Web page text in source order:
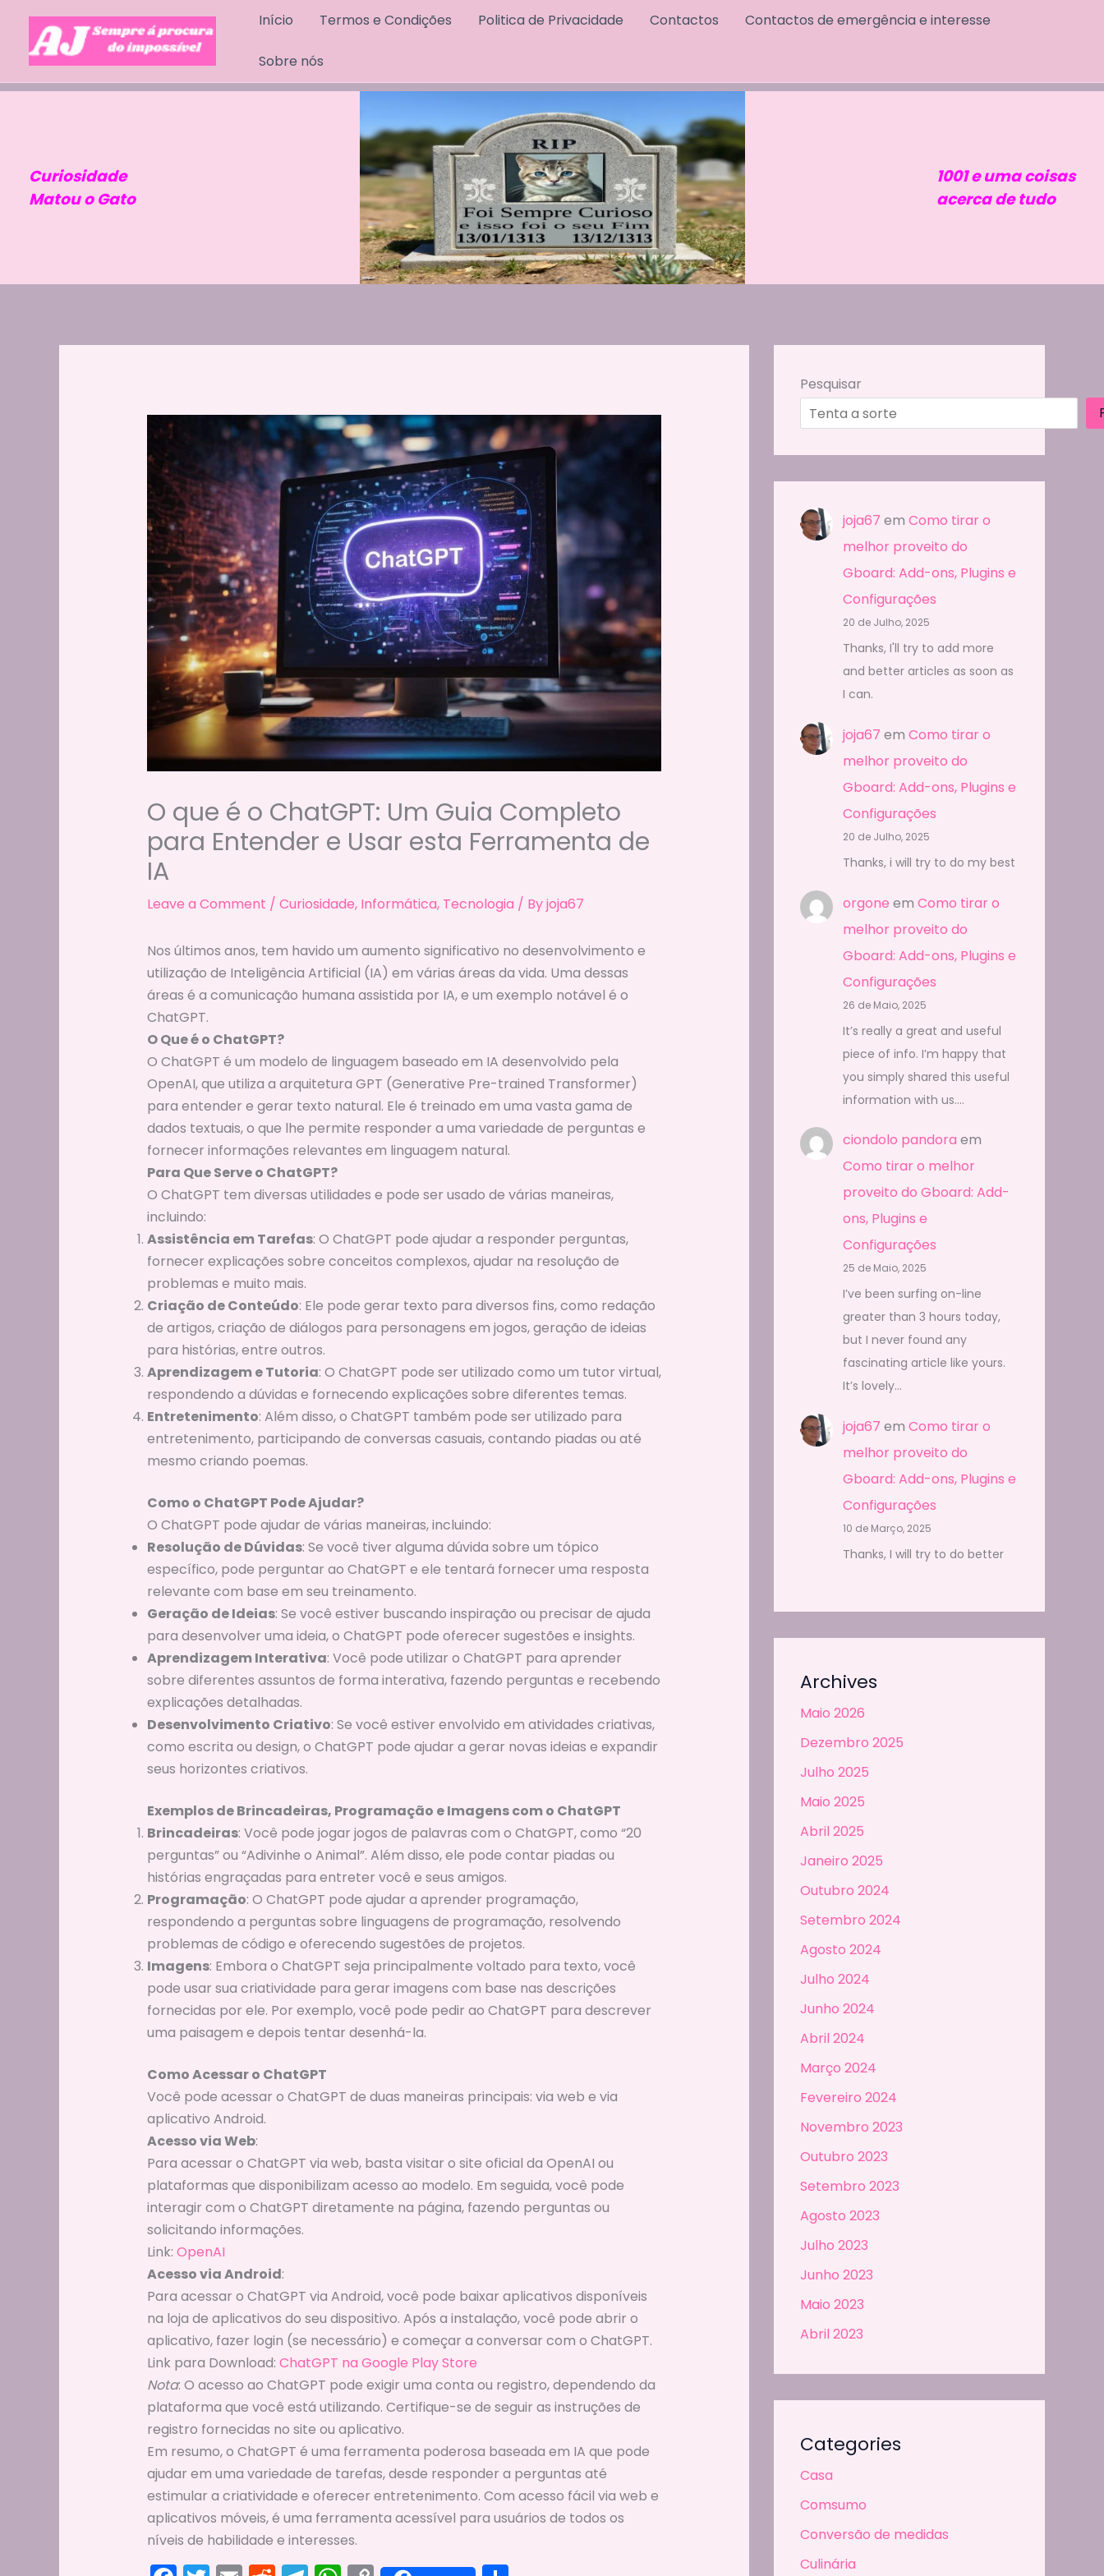
content
Início Termos e Condições Politica de Privacidade Contactos Contactos de emergência e interesse
Sobre nós
Curiosidade
Matou o Gato
1001 e uma coisas
acerca de tudo
O que é o ChatGPT: Um Guia Completo
para Entender e Usar esta Ferramenta de
IA
Leave a Comment / Curiosidade, Informática, Tecnologia / Byjoja67
Nos últimos anos, tem havido um aumento significativo no desenvolvimento e
utilização de Inteligência Artificial (IA) em várias áreas da vida. Uma dessas
áreas é a comunicação humana assistida por IA, e um exemplo notável é o
ChatGPT.
O Que é o ChatGPT?
O ChatGPT é um modelo de linguagem baseado em IA desenvolvido pela
OpenAI, que utiliza a arquitetura GPT (Generative Pre-trained Transformer)
para entender e gerar texto natural. Ele é treinado em uma vasta gama de
dados textuais, o que lhe permite responder a uma variedade de perguntas e
fornecer informações relevantes em linguagem natural.
Para Que Serve o ChatGPT?
O ChatGPT tem diversas utilidades e pode ser usado de várias maneiras,
incluindo:
Assistência em Tarefas: O ChatGPT pode ajudar a responder perguntas,
fornecer explicações sobre conceitos complexos, ajudar na resolução de
problemas e muito mais.
Criação de Conteúdo: Ele pode gerar texto para diversos fins, como redação
de artigos, criação de diálogos para personagens em jogos, geração de ideias
para histórias, entre outros.
Aprendizagem e Tutoria: O ChatGPT pode ser utilizado como um tutor virtual,
respondendo a dúvidas e fornecendo explicações sobre diferentes temas.
Entretenimento: Além disso, o ChatGPT também pode ser utilizado para
entretenimento, participando de conversas casuais, contando piadas ou até
mesmo criando poemas.
Como o ChatGPT Pode Ajudar?
O ChatGPT pode ajudar de várias maneiras, incluindo:
Resolução de Dúvidas: Se você tiver alguma dúvida sobre um tópico
específico, pode perguntar ao ChatGPT e ele tentará fornecer uma resposta
relevante com base em seu treinamento.
Geração de Ideias: Se você estiver buscando inspiração ou precisar de ajuda
para desenvolver uma ideia, o ChatGPT pode oferecer sugestões e insights.
Aprendizagem Interativa: Você pode utilizar o ChatGPT para aprender
sobre diferentes assuntos de forma interativa, fazendo perguntas e recebendo
explicações detalhadas.
Desenvolvimento Criativo: Se você estiver envolvido em atividades criativas,
como escrita ou design, o ChatGPT pode ajudar a gerar novas ideias e expandir
seus horizontes criativos.
Exemplos de Brincadeiras, Programação e Imagens com o ChatGPT
Brincadeiras: Você pode jogar jogos de palavras com o ChatGPT, como “20
perguntas” ou “Adivinhe o Animal”. Além disso, ele pode contar piadas ou
histórias engraçadas para entreter você e seus amigos.
Programação: O ChatGPT pode ajudar a aprender programação,
respondendo a perguntas sobre linguagens de programação, resolvendo
problemas de código e oferecendo sugestões de projetos.
Imagens: Embora o ChatGPT seja principalmente voltado para texto, você
pode usar sua criatividade para gerar imagens com base nas descrições
fornecidas por ele. Por exemplo, você pode pedir ao ChatGPT para descrever
uma paisagem e depois tentar desenhá-la.
Como Acessar o ChatGPT
Você pode acessar o ChatGPT de duas maneiras principais: via web e via
aplicativo Android.
Acesso via Web:
Para acessar o ChatGPT via web, basta visitar o site oficial da OpenAI ou
plataformas que disponibilizam acesso ao modelo. Em seguida, você pode
interagir com o ChatGPT diretamente na página, fazendo perguntas ou
solicitando informações.
Link: OpenAI
Acesso via Android:
Para acessar o ChatGPT via Android, você pode baixar aplicativos disponíveis
na loja de aplicativos do seu dispositivo. Após a instalação, você pode abrir o
aplicativo, fazer login (se necessário) e começar a conversar com o ChatGPT.
Link para Download: ChatGPT na Google Play Store
Nota: O acesso ao ChatGPT pode exigir uma conta ou registro, dependendo da
plataforma que você está utilizando. Certifique-se de seguir as instruções de
registro fornecidas no site ou aplicativo.
Em resumo, o ChatGPT é uma ferramenta poderosa baseada em IA que pode
ajudar em uma variedade de tarefas, desde responder a perguntas até
estimular a criatividade e oferecer entretenimento. Com acesso fácil via web e
aplicativos móveis, é uma ferramenta acessível para usuários de todos os
níveis de habilidade e interesses.
Pesquisar
joja67 em Como tirar o
melhor proveito do
Gboard: Add-ons, Plugins e
Configurações
20 de Julho, 2025
Thanks, I'll try to add more
and better articles as soon as
I can.
joja67 em Como tirar o
melhor proveito do
Gboard: Add-ons, Plugins e
Configurações
20 de Julho, 2025
Thanks, i will try to do my best
orgone em Como tirar o
melhor proveito do
Gboard: Add-ons, Plugins e
Configurações
26 de Maio, 2025
It’s really a great and useful
piece of info. I’m happy that
you simply shared this useful
information with us.…
ciondolo pandora em
Como tirar o melhor
proveito do Gboard: Add-
ons, Plugins e
Configurações
25 de Maio, 2025
I’ve been surfing on-line
greater than 3 hours today,
but I never found any
fascinating article like yours.
It’s lovely…
joja67 em Como tirar o
melhor proveito do
Gboard: Add-ons, Plugins e
Configurações
10 de Março, 2025
Thanks, I will try to do better
Archives
Maio 2026
Dezembro 2025
Julho 2025
Maio 2025
Abril 2025
Janeiro 2025
Outubro 2024
Setembro 2024
Agosto 2024
Julho 2024
Junho 2024
Abril 2024
Março 2024
Fevereiro 2024
Novembro 2023
Outubro 2023
Setembro 2023
Agosto 2023
Julho 2023
Junho 2023
Maio 2023
Abril 2023
Categories
Casa
Comsumo
Conversão de medidas
Culinária